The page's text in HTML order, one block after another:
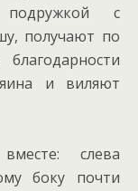
с
получают по
и виляют
слева
боку почти